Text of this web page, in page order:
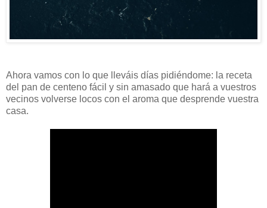
Ahora vamos con lo que lleváis días pidiéndome: la receta
del pan de centeno fácil y sin amasado que hará a vuestros
vecinos volverse locos con el aroma que desprende vuestra
casa.